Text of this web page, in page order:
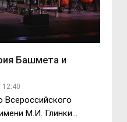
Башмета и
12:40
Всероссийского
М.И. Глинки...